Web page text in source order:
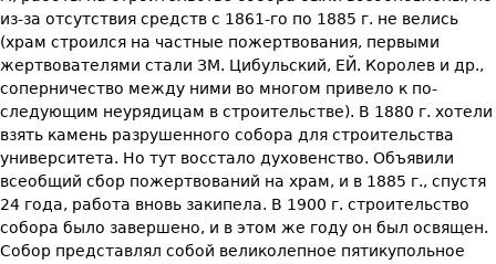
из-за отсутствия средств с 1861-го по 1885 г. не велись
(храм строился на частные по­жертвования, первыми
жертвователями стали ЗМ. Цибульский, ЕЙ. Королев и др.,
соперничество между ними во многом привело к по­
следующим неурядицам в строительстве). В 1880 г. хотели
взять ка­мень разрушенного собора для строительства
университета. Но тут восстало духовенство. Объявили
всеобщий сбор пожертвований на храм, и в 1885 г., спустя
24 года, работа вновь закипела. В 1900 г. строительство
собора было завершено, и в этом же году он был ос­вящен.
Собор представлял собой великолепное пятикупольное